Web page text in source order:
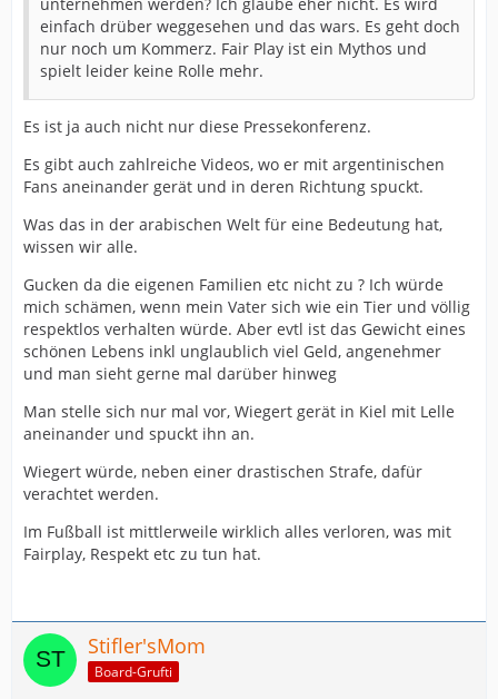
einfach drüber weggesehen und das wars. Es geht doch
nur noch um Kommerz. Fair Play ist ein Mythos und
spielt leider keine Rolle mehr.
Es ist ja auch nicht nur diese Pressekonferenz.
Es gibt auch zahlreiche Videos, wo er mit argentinischen
Fans aneinander gerät und in deren Richtung spuckt.
Was das in der arabischen Welt für eine Bedeutung hat,
wissen wir alle.
Gucken da die eigenen Familien etc nicht zu ? Ich würde
mich schämen, wenn mein Vater sich wie ein Tier und völlig
respektlos verhalten würde. Aber evtl ist das Gewicht eines
schönen Lebens inkl unglaublich viel Geld, angenehmer
und man sieht gerne mal darüber hinweg
Man stelle sich nur mal vor, Wiegert gerät in Kiel mit Lelle
aneinander und spuckt ihn an.
Wiegert würde, neben einer drastischen Strafe, dafür
verachtet werden.
Im Fußball ist mittlerweile wirklich alles verloren, was mit
Fairplay, Respekt etc zu tun hat.
Stifler'sMom
Board-Grufti